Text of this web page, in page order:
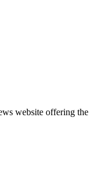
website offering the